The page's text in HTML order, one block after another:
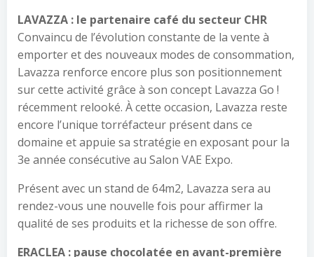
LAVAZZA : le partenaire café du secteur CHR
Convaincu de l’évolution constante de la vente à
emporter et des nouveaux modes de consommation,
Lavazza renforce encore plus son positionnement
sur cette activité grâce à son concept Lavazza Go !
récemment relooké. À cette occasion, Lavazza reste
encore l’unique torréfacteur présent dans ce
domaine et appuie sa stratégie en exposant pour la
3e année consécutive au Salon VAE Expo.
Présent avec un stand de 64m2, Lavazza sera au
rendez-vous une nouvelle fois pour affirmer la
qualité de ses produits et la richesse de son offre.
ERACLEA : pause chocolatée en avant-première